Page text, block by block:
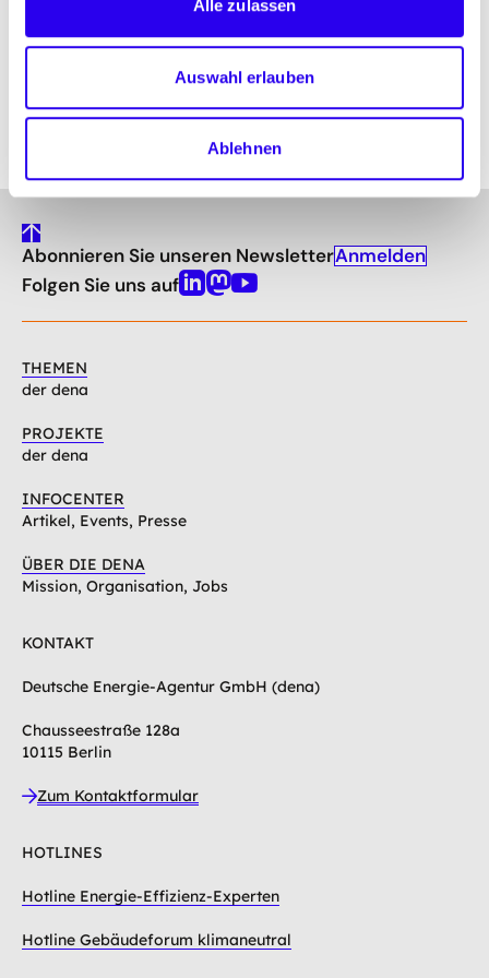
Alle zulassen
Auswahl erlauben
Ablehnen
Datenschutzbestimmungen
gelesen und stimme diesen zu.*
gehe
nach
oben
Abonnieren Sie unseren NewsletterAnmelden
Folgen Sie uns aufLinkedin
Mastodon
Youtube
THEMEN
der dena
PROJEKTE
der dena
INFOCENTER
Artikel, Events, Presse
ÜBER DIE DENA
Mission, Organisation, Jobs
KONTAKT
Deutsche Energie-Agentur GmbH (dena)
Chausseestraße 128a
10115 Berlin
Zum Kontaktformular
HOTLINES
Hotline Energie-Effizienz-Experten
Hotline Gebäudeforum klimaneutral